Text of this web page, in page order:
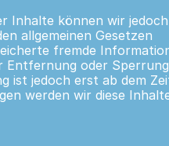
Inhalte können wir
allgemeinen Gesetzen
fremde
Entfernung oder
ist jedoch erst ab dem
werden wir diese